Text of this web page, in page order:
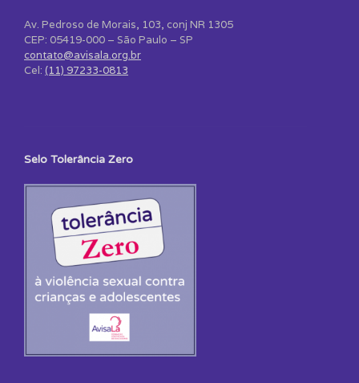
Av. Pedroso de Morais, 103, conj NR 1305
CEP: 05419-000 – São Paulo – SP
contato@avisala.org.br
Cel: (11) 97233-0813
Selo Tolerância Zero